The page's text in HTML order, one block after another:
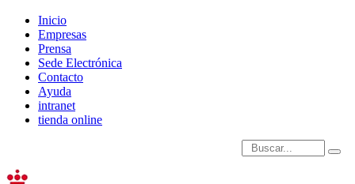
Inicio
Empresas
Prensa
Sede Electrónica
Contacto
Ayuda
intranet
tienda online
Introduce términos de